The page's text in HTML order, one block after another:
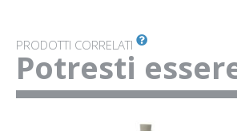
PRODOTTI CORRELATI
Potresti